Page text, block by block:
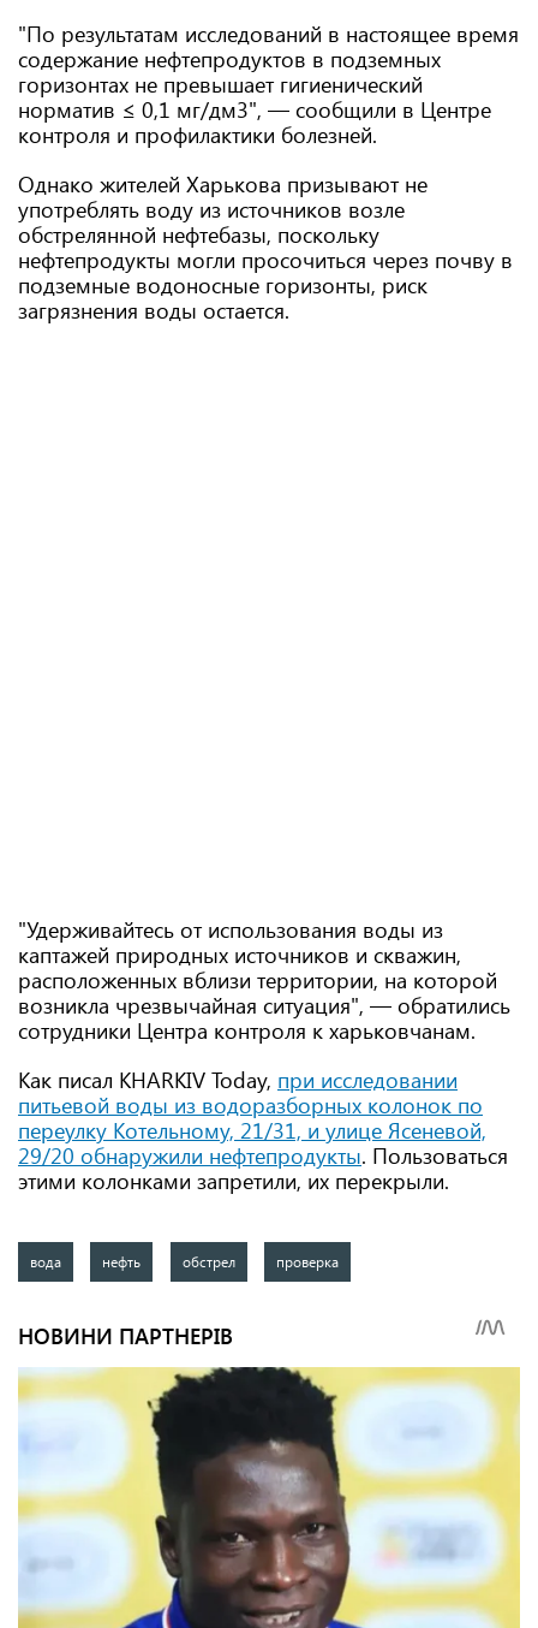
"По результатам исследований в настоящее время
содержание нефтепродуктов в подземных
горизонтах не превышает гигиенический
норматив ≤ 0,1 мг/дм3", — сообщили в Центре
контроля и профилактики болезней.
Однако жителей Харькова призывают не
употреблять воду из источников возле
обстрелянной нефтебазы, поскольку
нефтепродукты могли просочиться через почву в
подземные водоносные горизонты, риск
загрязнения воды остается.
"Удерживайтесь от использования воды из
каптажей природных источников и скважин,
расположенных вблизи территории, на которой
возникла чрезвычайная ситуация", — обратились
сотрудники Центра контроля к харьковчанам.
Как писал KHARKIV Today, при исследовании
питьевой воды из водоразборных колонок по
переулку Котельному, 21/31, и улице Ясеневой,
29/20 обнаружили нефтепродукты. Пользоваться
этими колонками запретили, их перекрыли.
вода нефть обстрел проверка